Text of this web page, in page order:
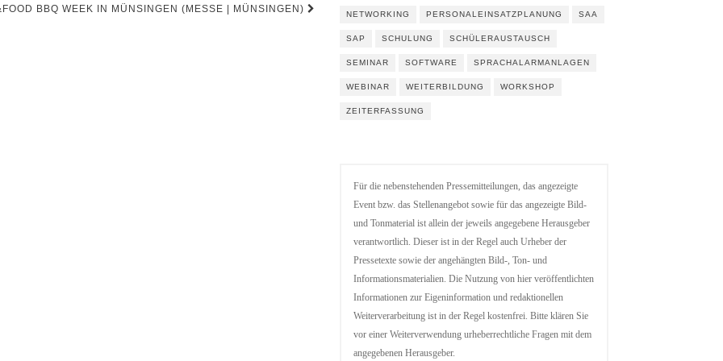
BBQ WEEK IN MÜNSINGEN (MESSE | MÜNSINGEN) NETWORKING PERSONALEINSATZPLANUNG SAA
SAP SCHULUNG SCHÜLERAUSTAUSCH
SEMINAR SOFTWARE SPRACHALARMANLAGEN
WEBINAR WEITERBILDUNG WORKSHOP
ZEITERFASSUNG
Für die nebenstehenden Pressemitteilungen, das angezeigte
Event bzw. das Stellenangebot sowie für das angezeigte Bild-
und Tonmaterial ist allein der jeweils angegebene Herausgeber
verantwortlich. Dieser ist in der Regel auch Urheber der
Pressetexte sowie der angehängten Bild-, Ton- und
Informationsmaterialien. Die Nutzung von hier veröffentlichten
Informationen zur Eigeninformation und redaktionellen
Weiterverarbeitung ist in der Regel kostenfrei. Bitte klären Sie
vor einer Weiterverwendung urheberrechtliche Fragen mit dem
angegebenen Herausgeber.